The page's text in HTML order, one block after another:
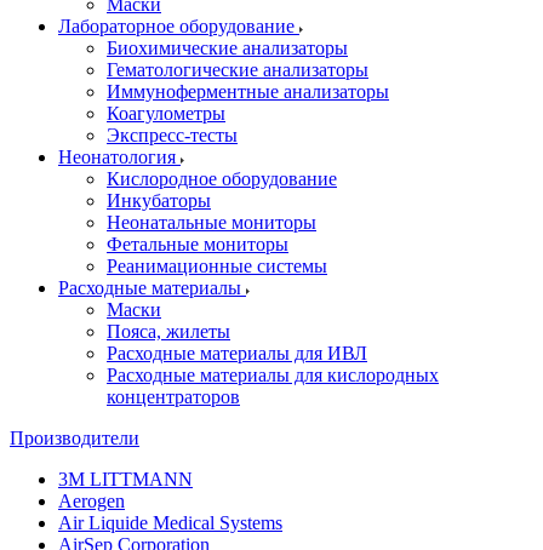
Маски
Лабораторное оборудование
Биохимические анализаторы
Гематологические анализаторы
Иммуноферментные анализаторы
Коагулометры
Экспресс-тесты
Неонатология
Кислородное оборудование
Инкубаторы
Неонатальные мониторы
Фетальные мониторы
Реанимационные системы
Расходные материалы
Маски
Пояса, жилеты
Расходные материалы для ИВЛ
Расходные материалы для кислородных
концентраторов
Производители
3M LITTMANN
Aerogen
Air Liquide Medical Systems
AirSep Corporation